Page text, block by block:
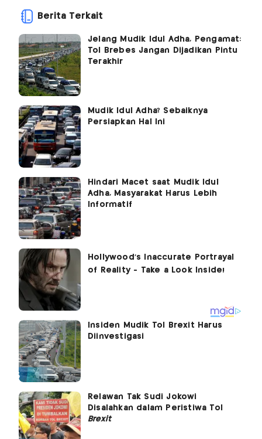
Berita Terkait
Jelang Mudik Idul Adha, Pengamat:
Tol Brebes Jangan Dijadikan Pintu
Terakhir
Mudik Idul Adha? Sebaiknya
Persiapkan Hal Ini
Hindari Macet saat Mudik Idul
Adha, Masyarakat Harus Lebih
Informatif
Insiden Mudik Tol Brexit Harus
Diinvestigasi
Relawan Tak Sudi Jokowi
Disalahkan dalam Peristiwa Tol
Brexit